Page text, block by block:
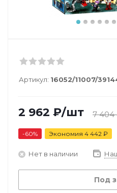
Артикул: 16052/11007/
2 962 ₽/шт 7 404
-60% Экономия 4 442 ₽
Нет в наличии
Под